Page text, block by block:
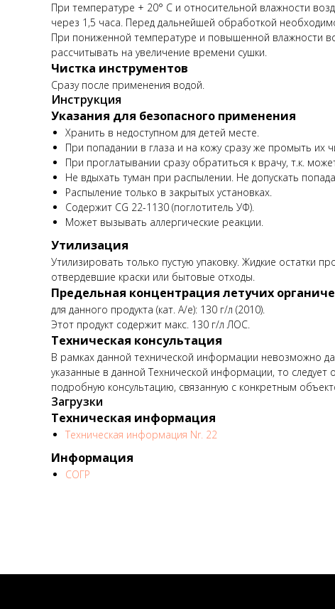
При температуре + 20° C и относительной влажности
через 1,5 часа. Перед дальнейшей обработкой
При пониженной температуре и повышенной влажности
рассчитывать на увеличение времени сушки.
Чистка инструментов
Сразу после применения водой.
Инструкция
Указания для безопасного применения
Хранить в недоступном для детей месте.
При попадании в глаза и на кожу сразу же промыть их
При проглатывании сразу обратиться к врачу, т.к.
Не вдыхать туман при распылении. Не допускать
Распыление только в закрытых установках.
Содержит CG 22-1130 (поглотитель УФ).
Может вызывать аллергические реакции.
Утилизация
Утилизировать только пустую упаковку. Жидкие остатки
отвердевшие краски или бытовые отходы.
Предельная концентрация летучих
для данного продукта (кат. А/е): 130 г/л (2010).
Этот продукт содержит макс. 130 г/л ЛОС.
Техническая консультация
В рамках данной технической информации невозможно
указанные в данной Технической информации, то
подробную консультацию, связанную с конкретным
Загрузки
Техническая информация
Техническая информация Nr. 22
Информация
СОГР